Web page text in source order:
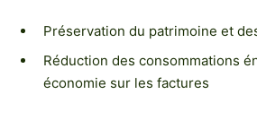
Préservation du patrimoine et
Réduction des consommations
économie sur les factures